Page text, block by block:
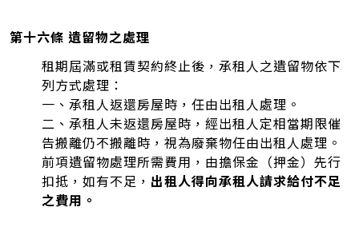
第十六條 遺留物之處理
租期屆滿或租賃契約終止後，承租人之遺留物依下
列方式處理：
一、承租人返還房屋時，任由出租人處理。
二、承租人未返還房屋時，經出租人定相當期限催
告搬離仍不搬離時，視為廢棄物任由出租人處理。
前項遺留物處理所需費用，由擔保金（押金）先行
扣抵，如有不足， 出租人得向承租人請求給付不足
之費用。